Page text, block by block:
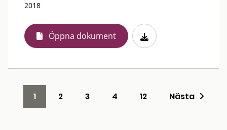
2018
Öppna dokument
1 2 3 4 12 Nästa